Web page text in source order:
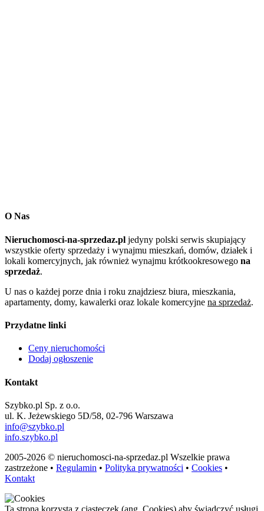
O Nas
Nieruchomosci-na-sprzedaz.pl jedyny polski serwis skupiający
wszystkie oferty sprzedaży i wynajmu mieszkań, domów, działek i
lokali komercyjnych, jak również wynajmu krótkookresowego na
sprzedaż.
U nas o każdej porze dnia i roku znajdziesz biura, mieszkania,
apartamenty, domy, kawalerki oraz lokale komercyjne na sprzedaż.
Przydatne linki
Ceny nieruchomości
Dodaj ogłoszenie
Kontakt
Szybko.pl Sp. z o.o.
ul. K. Jeżewskiego 5D/58, 02-796 Warszawa
info@szybko.pl
info.szybko.pl
2005-2026 © nieruchomosci-na-sprzedaz.pl Wszelkie prawa
zastrzeżone • Regulamin • Polityka prywatności • Cookies •
Kontakt
Ta strona korzysta z ciasteczek (ang. Cookies) aby świadczyć usługi